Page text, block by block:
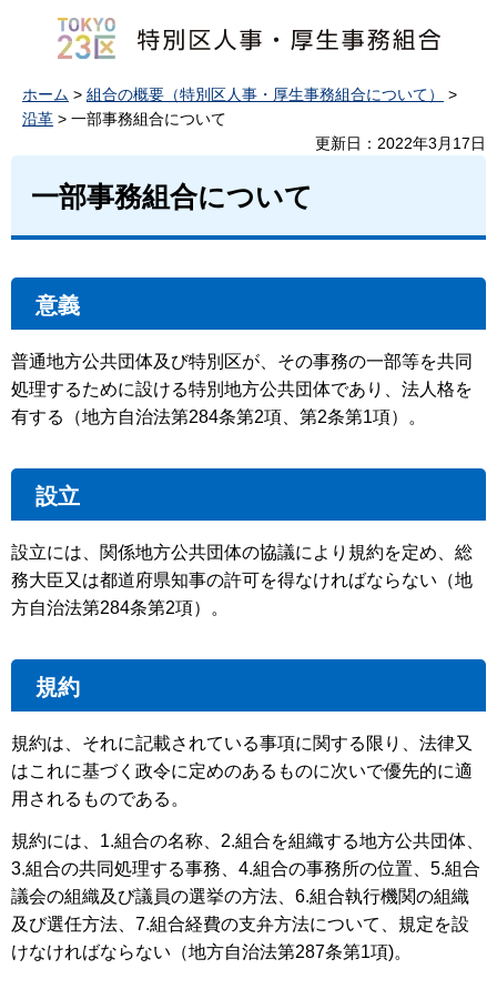
ホーム > 組合の概要（特別区人事・厚生事務組合について）
>
沿革 > 一部事務組合について
更新日：2022年3月17日
一部事務組合について
意義
普通地方公共団体及び特別区が、その事務の一部等を共同
処理するために設ける特別地方公共団体であり、法人格を
有する（地方自治法第284条第2項、第2条第1項）。
設立
設立には、関係地方公共団体の協議により規約を定め、総
務大臣又は都道府県知事の許可を得なければならない（地
方自治法第284条第2項）。
規約
規約は、それに記載されている事項に関する限り、法律又
はこれに基づく政令に定めのあるものに次いで優先的に適
用されるものである。
規約には、1.組合の名称、2.組合を組織する地方公共団体、
3.組合の共同処理する事務、4.組合の事務所の位置、5.組合
議会の組織及び議員の選挙の方法、6.組合執行機関の組織
及び選任方法、7.組合経費の支弁方法について、規定を設
けなければならない（地方自治法第287条第1項)。